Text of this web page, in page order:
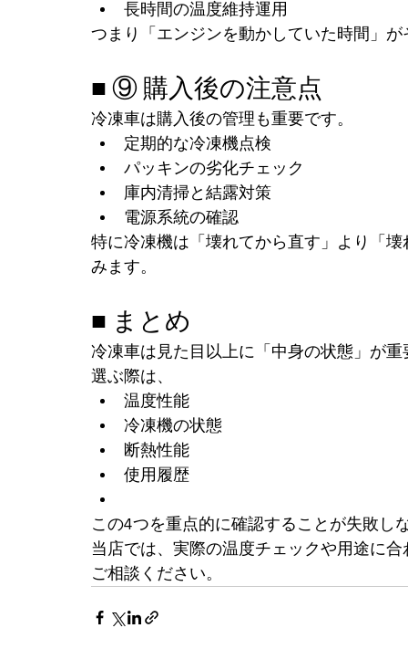
長時間の温度維持運用
つまり「エンジンを動かしていた時間」
■ ⑨ 購入後の注意点
冷凍車は購入後の管理も重要です。
定期的な冷凍機点検
パッキンの劣化チェック
庫内清掃と結露対策
電源系統の確認
特に冷凍機は「壊れてから直す」より「
みます。
■ まとめ
冷凍車は見た目以上に「中身の状態」が重
選ぶ際は、
温度性能
冷凍機の状態
断熱性能
使用履歴
この4つを重点的に確認することが失敗し
当店では、実際の温度チェックや用途に
ご相談ください。